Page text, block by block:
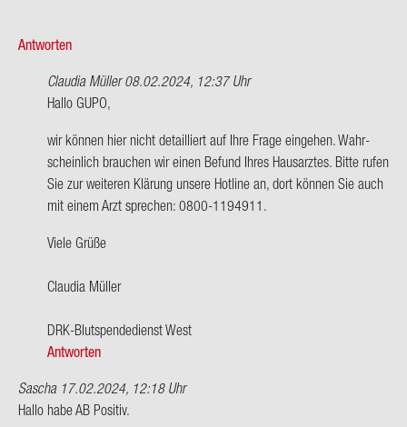
Antworten
Claudia Müller08.02.2024, 12:37 Uhr
Ant­
auf
Hallo,
ich
habe
Blut­
pe…
GUPO
Hallo GUPO,
wir kön­nen hier nicht de­tail­liert auf Ihre Frage ein­ge­hen. Wahr­
schein­lich brau­chen wir einen Be­fund Ihres Haus­arz­tes. Bitte rufen
Sie zur wei­te­ren Klä­rung un­se­re Hot­line an, dort kön­nen Sie auch
mit einem Arzt spre­chen: 0800-​1194911.
Viele Grüße
Clau­dia Mül­ler
DRK-​Blutspendedienst West
Antworten
Sascha17.02.2024, 12:18 Uhr
Hallo habe AB Po­si­tiv.